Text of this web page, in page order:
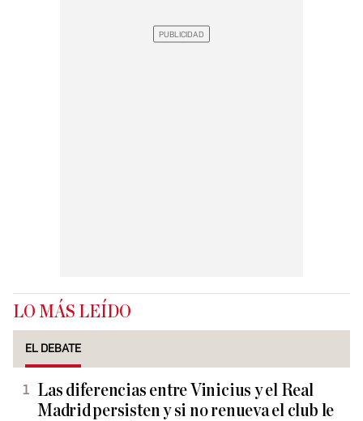
LO MÁS LEÍDO
EL DEBATE
Las diferencias entre Vinicius y el Real
Madrid persisten y si no renueva el club le